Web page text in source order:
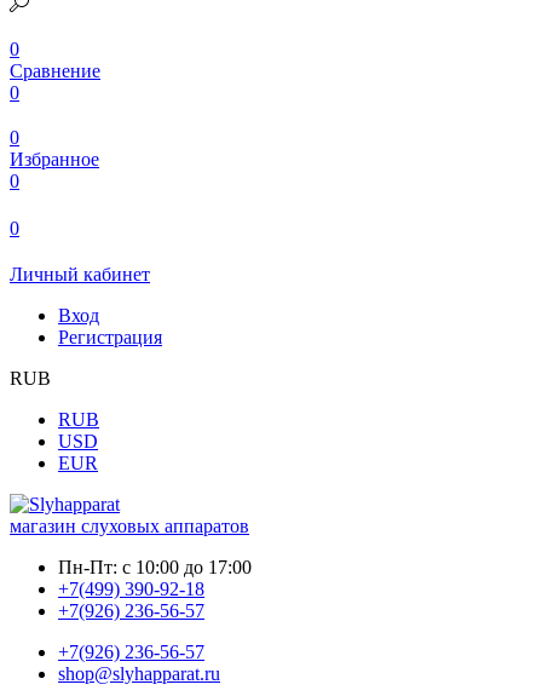
0
Сравнение
0
0
Избранное
0
0
Личный кабинет
Вход
Регистрация
RUB
RUB
USD
EUR
магазин слуховых аппаратов
Пн-Пт: с 10:00 до 17:00
+7(499) 390-92-18
+7(926) 236-56-57
+7(926) 236-56-57
shop@slyhapparat.ru